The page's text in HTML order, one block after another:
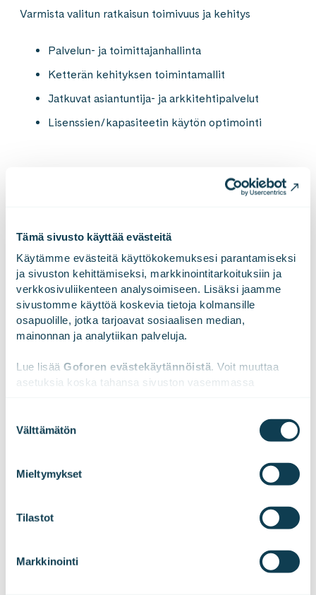
Tämä sivusto käyttää evästeitä
Käytämme evästeitä käyttökokemuksesi parantamiseksi
ja sivuston kehittämiseksi, markkinointitarkoituksiin ja
verkkosivuliikenteen analysoimiseen. Lisäksi jaamme
sivustomme käyttöä koskevia tietoja kolmansille
osapuolille, jotka tarjoavat sosiaalisen median,
mainonnan ja analytiikan palveluja.
Lue lisää Goforen evästekäytännöistä. Voit muuttaa
asetuksia koska tahansa sivuston vasemmassa
valinta
Välttämätön
Mieltymykset
Tilastot
Markkinointi
Varmista valitun ratkaisun toimivuus ja kehitys
Palvelun- ja toimittajanhallinta
Ketterän kehityksen toimintamallit
Jatkuvat asiantuntija- ja arkkitehtipalvelut
Lisenssien/kapasiteetin käytön optimointi
Teknologiastrategian toteutumisen sparraus ja jatkuva
ennakointi.
Teknologiaskenaariot ja tulevaisuuskuvien
muotoilu
Nykytilanteen haastaminen ja peilaus nouseviin
trendeihin
Uusien ratkaisujen arviointi
Fiksusti valitut teknologiset alustat
ja työkalut skaalautuvat muuttuvien
tarpeiden mukaan.